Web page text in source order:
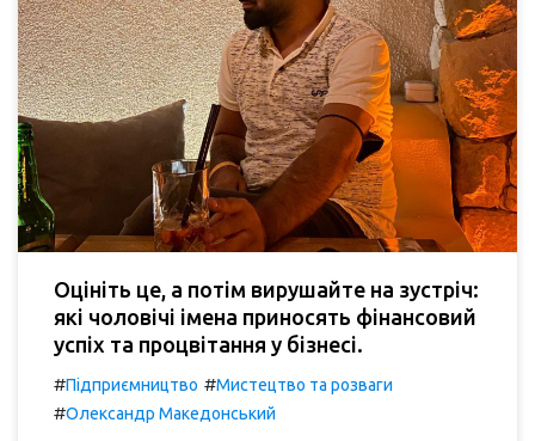
Оцініть це, а потім вирушайте на зустріч:
які чоловічі імена приносять фінансовий
успіх та процвітання у бізнесі.
#Підприємництво #Мистецтво та розваги
#Олександр Македонський